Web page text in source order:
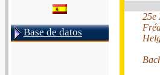
Base de datos
25e